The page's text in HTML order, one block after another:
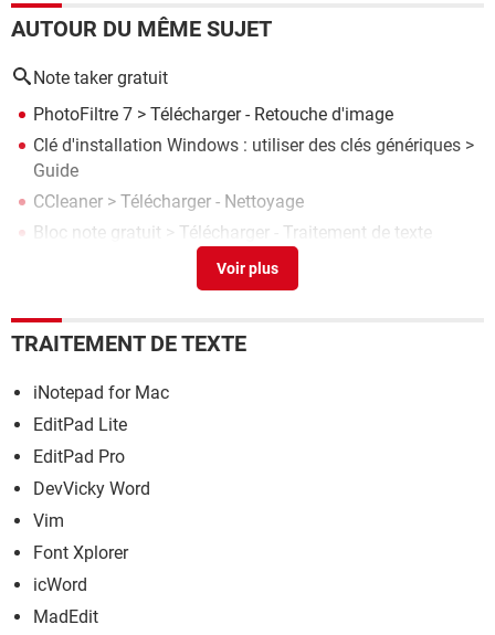
AUTOUR DU MÊME SUJET
Note taker gratuit
PhotoFiltre 7 > Télécharger - Retouche d'image
Clé d'installation Windows : utiliser des clés génériques >
Guide
CCleaner > Télécharger - Nettoyage
Bloc note gratuit > Télécharger - Traitement de texte
Word, Excel, Office : les meilleurs équivalents gratuits
TRAITEMENT DE TEXTE
iNotepad for Mac
EditPad Lite
EditPad Pro
DevVicky Word
Vim
Font Xplorer
icWord
MadEdit